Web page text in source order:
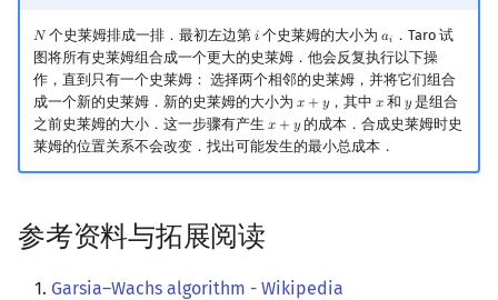
𝑁
N个史莱姆排成一排．最初左边第 𝑖i 个史莱姆的大小为𝑎𝑖
ai ．Taro 试
图将所有史莱姆组合成一个更大的史莱姆．他会反复执行以下操
作，直到只有一个史莱姆： 选择两个相邻的史莱姆，并将它们组合
成一个新的史莱姆．新的史莱姆的大小为 𝑥 + 𝑦
x+y ，其中 𝑥
x 和𝑦
y是组合
之前史莱姆的大小．这一步骤有产生 𝑥 + 𝑦
x+y
的成本．合成史莱姆时史
莱姆的位置关系不会改变．找出可能发生的最小总成本．
参考资料与拓展阅读
Garsia–Wachs algorithm - Wikipedia